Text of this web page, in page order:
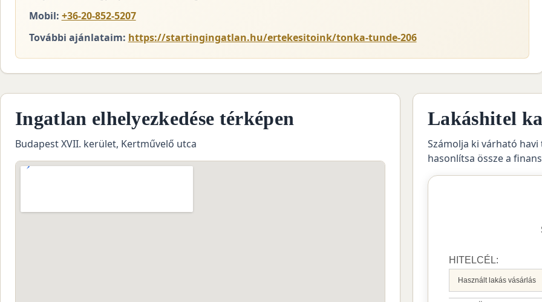
Mobil: +36-20-852-5207
További ajánlataim: https://startingingatlan.hu/ertekesitoink/tonka-tunde-206
Ingatlan elhelyezkedése térképen
Budapest XVII. kerület, Kertművelő utca
Lakáshitel
Számolja ki várható
hasonlítsa össze a